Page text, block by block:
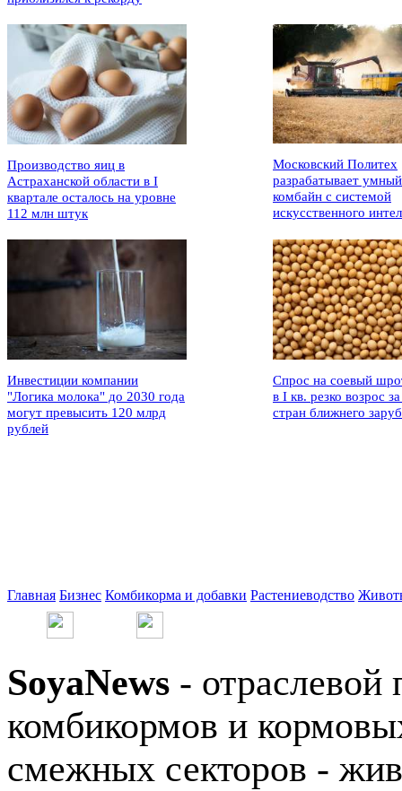
Производство яиц в
Астраханской области в I
квартале осталось на уровне
112 млн штук
Московский Политех
разрабатывает умный
комбайн с системой
искусственного
Инвестиции компании
"Логика молока" до 2030 года
могут превысить 120 млрд
рублей
Спрос на соевый
в I кв. резко возрос
стран ближнего
Главная Бизнес Комбикорма и добавки Растениеводство
SoyaNews - отраслевой
комбикормов и
смежных секторов -